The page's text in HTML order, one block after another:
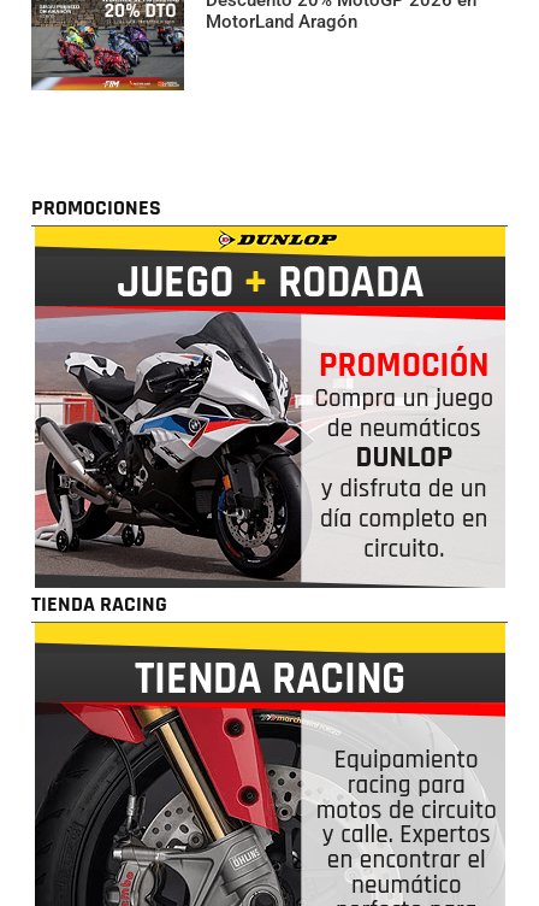
MotorLand Aragón
PROMOCIONES
TIENDA RACING